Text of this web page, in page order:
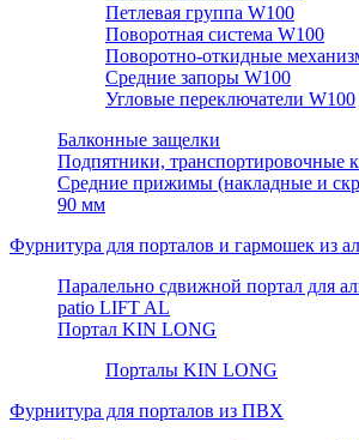
Петлевая группа W100
Поворотная система W100
Поворотно-откидные
Средние запоры W100
Угловые переключатели W100
Балконные защелки
Подпятники, транспортировочные
Средние прижимы (накладные и
90 мм
Фурнитура для порталов и гармошек из
Паралельно сдвижной портал для
patio LIFT AL
Портал KIN LONG
Порталы KIN LONG
Фурнитура для порталов из ПВХ